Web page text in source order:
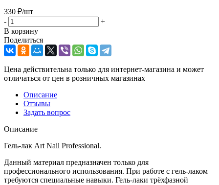
330 ₽/шт
-
+
В корзину
Поделиться
Цена действительна только для интернет-магазина и может
отличаться от цен в розничных магазинах
Описание
Отзывы
Задать вопрос
Описание
Гель-лак Art Nail Professional.
Данный материал предназначен только для
профессионального использования. При работе с гель-лаком
требуются специальные навыки. Гель-лаки трёхфазной